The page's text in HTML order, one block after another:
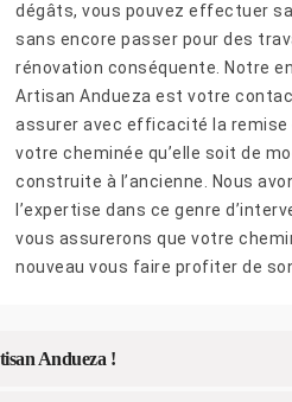
dégâts, vous pouvez effectuer
sans encore passer pour des
rénovation conséquente. Notre
Artisan Andueza est votre
assurer avec efficacité la remise
votre cheminée qu’elle soit de
construite à l’ancienne. Nous
l’expertise dans ce genre
vous assurerons que votre
nouveau vous faire profiter de
Andueza !